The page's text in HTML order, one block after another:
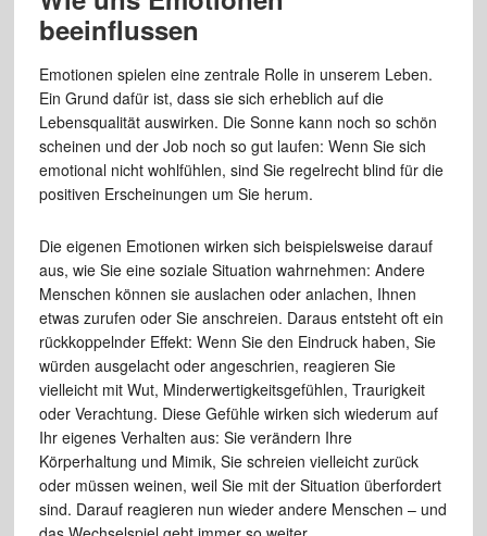
beeinflussen
Emotionen spielen eine zentrale Rolle in unserem Leben.
Ein Grund dafür ist, dass sie sich erheblich auf die
Lebensqualität auswirken. Die Sonne kann noch so schön
scheinen und der Job noch so gut laufen: Wenn Sie sich
emotional nicht wohlfühlen, sind Sie regelrecht blind für die
positiven Erscheinungen um Sie herum.
Die eigenen Emotionen wirken sich beispielsweise darauf
aus, wie Sie eine soziale Situation wahrnehmen: Andere
Menschen können sie auslachen oder anlachen, Ihnen
etwas zurufen oder Sie anschreien. Daraus entsteht oft ein
rückkoppelnder Effekt: Wenn Sie den Eindruck haben, Sie
würden ausgelacht oder angeschrien, reagieren Sie
vielleicht mit Wut, Minderwertigkeitsgefühlen, Traurigkeit
oder Verachtung. Diese Gefühle wirken sich wiederum auf
Ihr eigenes Verhalten aus: Sie verändern Ihre
Körperhaltung und Mimik, Sie schreien vielleicht zurück
oder müssen weinen, weil Sie mit der Situation überfordert
sind. Darauf reagieren nun wieder andere Menschen – und